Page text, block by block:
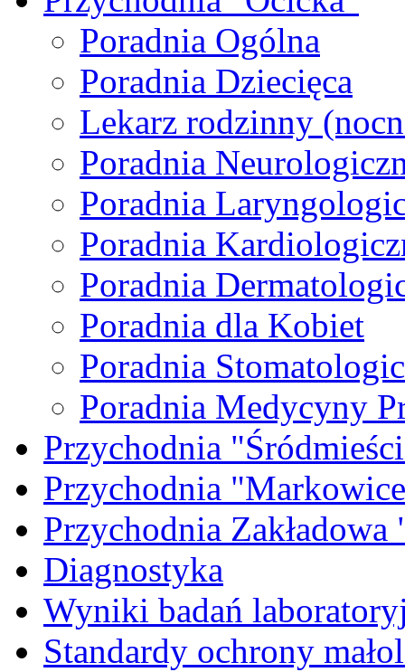
Poradnia Ogólna
Poradnia Dziecięca
Lekarz rodzinny
Poradnia
Poradnia
Poradnia
Poradnia
Poradnia dla Kobiet
Poradnia
Poradnia Medycyny
Przychodnia
Przychodnia
Przychodnia
Diagnostyka
Wyniki badań
Standardy ochrony